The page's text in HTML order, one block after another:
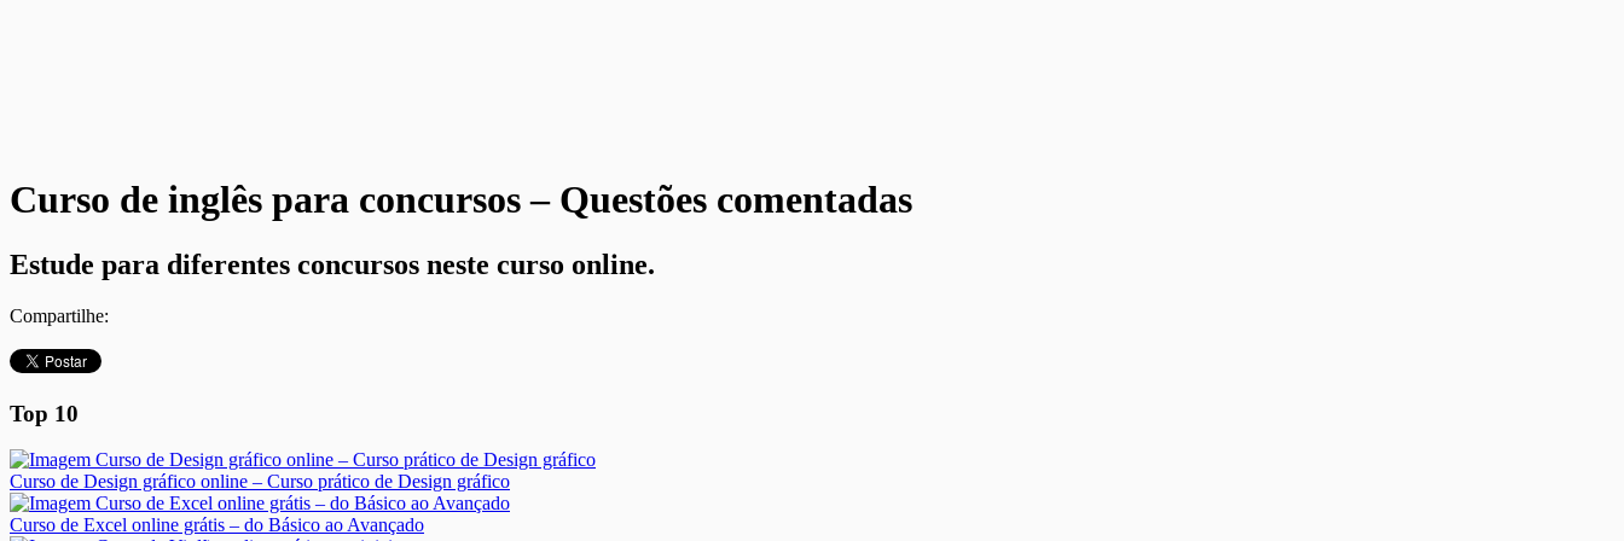
Curso de inglês para concursos – Questões comentadas
Estude para diferentes concursos neste curso online.
Compartilhe:
Top 10
Curso de Design gráfico online – Curso prático de Design gráfico
Curso de Excel online grátis – do Básico ao Avançado